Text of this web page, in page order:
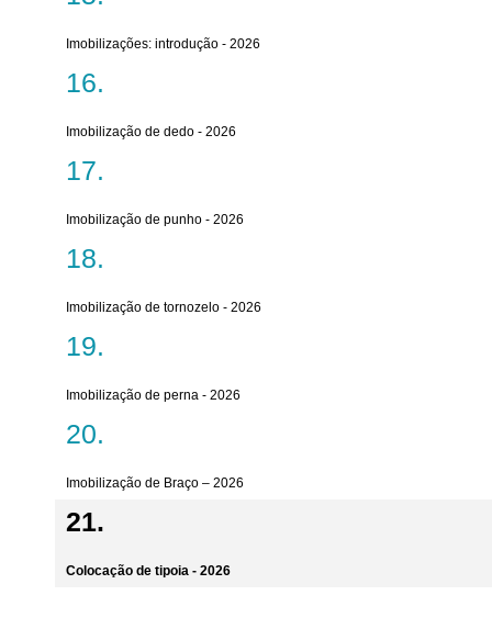
Imobilizações: introdução - 2026
Imobilização de dedo - 2026
Imobilização de punho - 2026
Imobilização de tornozelo - 2026
Imobilização de perna - 2026
Imobilização de Braço – 2026
Colocação de tipoia - 2026